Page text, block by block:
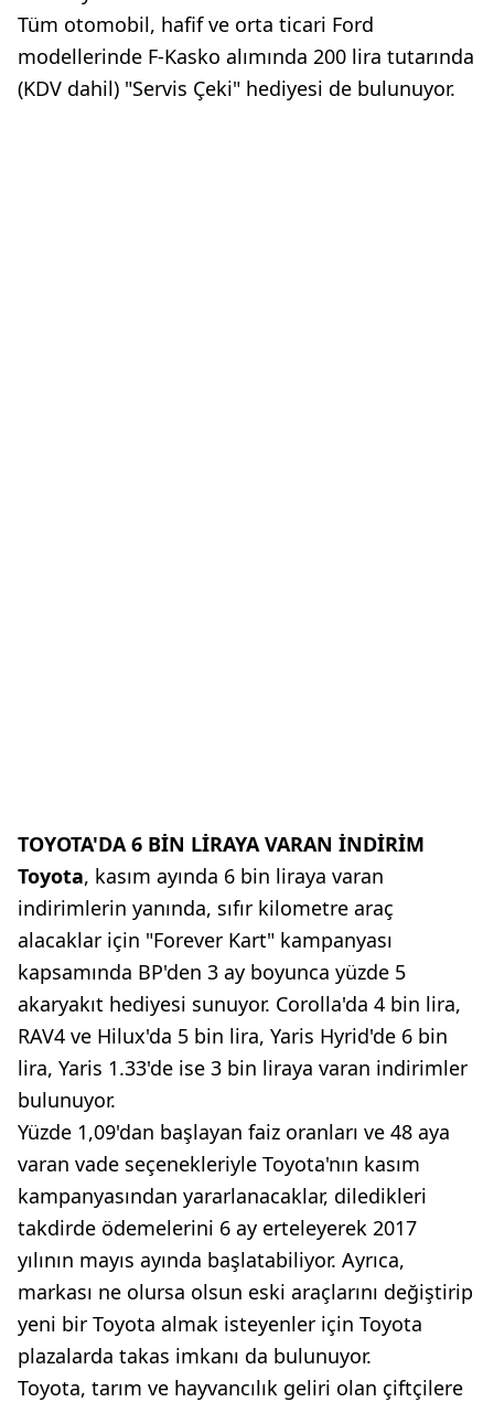
Tüm otomobil, hafif ve orta ticari Ford
modellerinde F-Kasko alımında 200 lira tutarında
(KDV dahil) "Servis Çeki" hediyesi de bulunuyor.
TOYOTA'DA 6 BİN LİRAYA VARAN İNDİRİM
Toyota, kasım ayında 6 bin liraya varan
indirimlerin yanında, sıfır kilometre araç
alacaklar için "Forever Kart" kampanyası
kapsamında BP'den 3 ay boyunca yüzde 5
akaryakıt hediyesi sunuyor. Corolla'da 4 bin lira,
RAV4 ve Hilux'da 5 bin lira, Yaris Hyrid'de 6 bin
lira, Yaris 1.33'de ise 3 bin liraya varan indirimler
bulunuyor.
Yüzde 1,09'dan başlayan faiz oranları ve 48 aya
varan vade seçenekleriyle Toyota'nın kasım
kampanyasından yararlanacaklar, diledikleri
takdirde ödemelerini 6 ay erteleyerek 2017
yılının mayıs ayında başlatabiliyor. Ayrıca,
markası ne olursa olsun eski araçlarını değiştirip
yeni bir Toyota almak isteyenler için Toyota
plazalarda takas imkanı da bulunuyor.
Toyota, tarım ve hayvancılık geliri olan çiftçilere